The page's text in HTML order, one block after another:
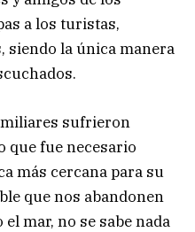
a los turistas,
siendo la única manera
sufrieron
que fue necesario
más cercana para su
que nos abandonen
mar, no se sabe nada